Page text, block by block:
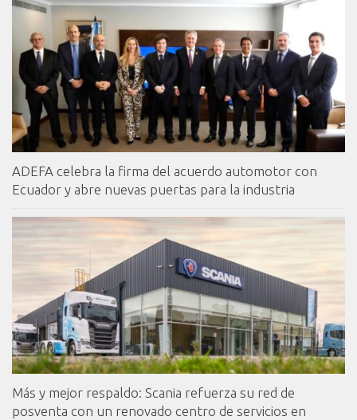
ADEFA celebra la firma del acuerdo automotor con
Ecuador y abre nuevas puertas para la industria
Más y mejor respaldo: Scania refuerza su red de
posventa con un renovado centro de servicios en